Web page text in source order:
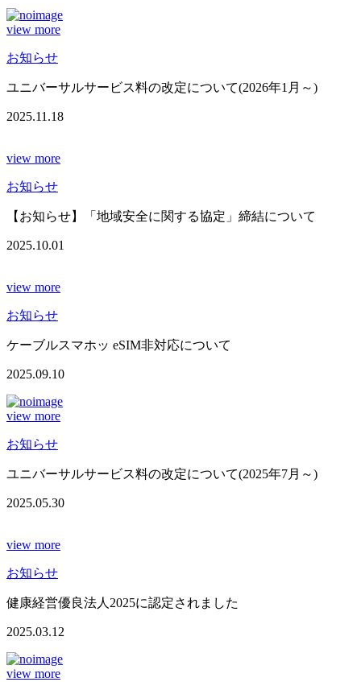
view more
お知らせ
ユニバーサルサービス料の改定について(2026年1月～)
2025.11.18
view more
お知らせ
【お知らせ】「地域安全に関する協定」締結について
2025.10.01
view more
お知らせ
ケーブルスマホッ eSIM非対応について
2025.09.10
view more
お知らせ
ユニバーサルサービス料の改定について(2025年7月～)
2025.05.30
view more
お知らせ
健康経営優良法人2025に認定されました
2025.03.12
view more